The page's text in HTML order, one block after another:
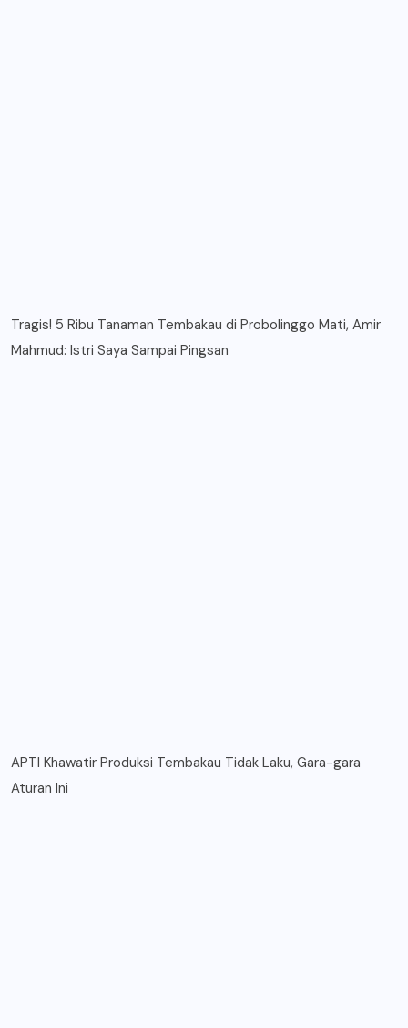
Tragis! 5 Ribu Tanaman Tembakau di Probolinggo Mati, Amir
Mahmud: Istri Saya Sampai Pingsan
APTI Khawatir Produksi Tembakau Tidak Laku, Gara-gara
Aturan Ini